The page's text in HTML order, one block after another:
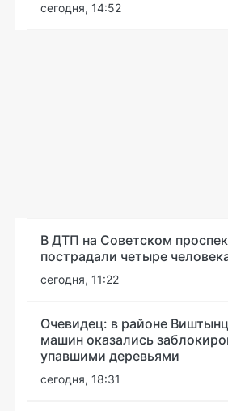
сегодня, 14:52
В ДТП на Советском
пострадали четыре
сегодня, 11:22
Очевидец: в районе
машин оказались
упавшими деревьями
сегодня, 18:31